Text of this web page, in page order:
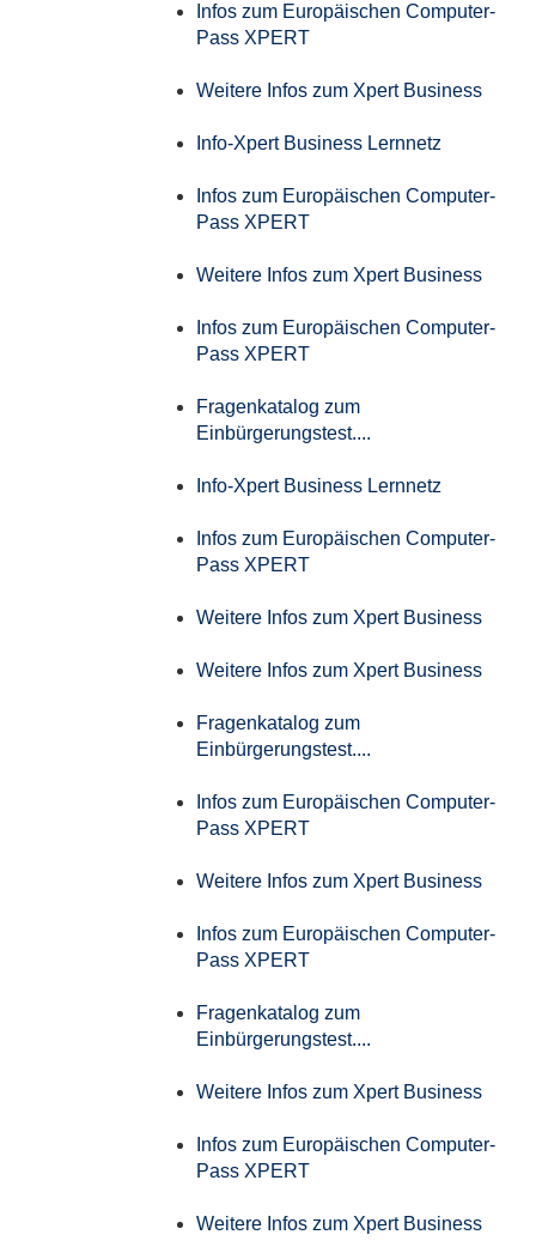
Infos zum Europäischen Computer-
Pass XPERT
Weitere Infos zum Xpert Business
Info-Xpert Business Lernnetz
Infos zum Europäischen Computer-
Pass XPERT
Weitere Infos zum Xpert Business
Infos zum Europäischen Computer-
Pass XPERT
Fragenkatalog zum
Einbürgerungstest....
Info-Xpert Business Lernnetz
Infos zum Europäischen Computer-
Pass XPERT
Weitere Infos zum Xpert Business
Weitere Infos zum Xpert Business
Fragenkatalog zum
Einbürgerungstest....
Infos zum Europäischen Computer-
Pass XPERT
Weitere Infos zum Xpert Business
Infos zum Europäischen Computer-
Pass XPERT
Fragenkatalog zum
Einbürgerungstest....
Weitere Infos zum Xpert Business
Infos zum Europäischen Computer-
Pass XPERT
Weitere Infos zum Xpert Business